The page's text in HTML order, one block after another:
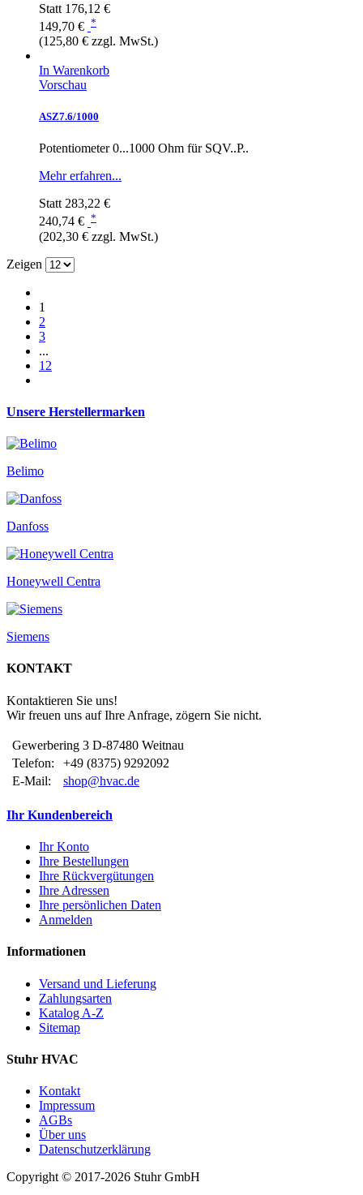
Statt 176,12 €
149,70 € *
(125,80 € zzgl. MwSt.)
In Warenkorb
Vorschau
ASZ7.6/1000
Potentiometer 0...1000 Ohm für SQV..P..
Mehr erfahren...
Statt 283,22 €
240,74 € *
(202,30 € zzgl. MwSt.)
Zeigen
1
2
3
...
12
Unsere Herstellermarken
Belimo
Danfoss
Honeywell Centra
Siemens
KONTAKT
Kontaktieren Sie uns!
Wir freuen uns auf Ihre Anfrage, zögern Sie nicht.
Gewerbering 3 D-87480 Weitnau
Telefon:
+49 (8375) 9292092
E-Mail:
shop@hvac.de
Ihr Kundenbereich
Ihr Konto
Ihre Bestellungen
Ihre Rückvergütungen
Ihre Adressen
Ihre persönlichen Daten
Anmelden
Informationen
Versand und Lieferung
Zahlungsarten
Katalog A-Z
Sitemap
Stuhr HVAC
Kontakt
Impressum
AGBs
Über uns
Datenschutzerklärung
Copyright © 2017-2026 Stuhr GmbH